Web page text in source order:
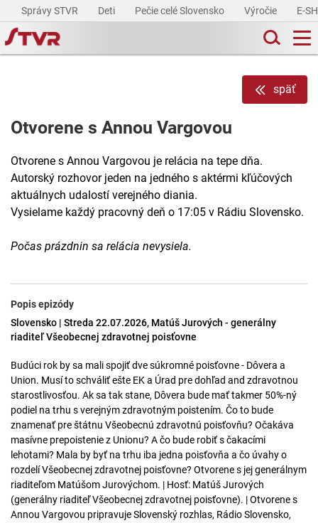
Správy STVR Deti Pečie celé Slovensko Výročie E-
späť
Otvorene s Annou Vargovou
Otvorene s Annou Vargovou je relácia na tepe dňa.
Autorský rozhovor jeden na jedného s aktérmi kľúčových
aktuálnych udalostí verejného diania.
Vysielame každý pracovný deň o 17:05 v Rádiu Slovensko.
Počas prázdnin sa relácia nevysiela.
Popis epizódy
Slovensko | Streda 22.07.2026, Matúš Jurových - generálny
riaditeľ Všeobecnej zdravotnej poisťovne
Budúci rok by sa mali spojiť dve súkromné poisťovne - Dôvera a
Union. Musí to schváliť ešte EK a Úrad pre dohľad and zdravotnou
starostlivosťou. Ak sa tak stane, Dôvera bude mať takmer 50%-ný
podiel na trhu s verejným zdravotným poistením. Čo to bude
znamenať pre štátnu Všeobecnú zdravotnú poisťovňu? Očakáva
masívne prepoistenie z Unionu? A čo bude robiť s čakacími
lehotami? Mala by byť na trhu iba jedna poisťovňa a čo úvahy o
rozdelí Všeobecnej zdravotnej poisťovne? Otvorene s jej generálnym
riaditeľom Matúšom Jurovýchom. | Hosť: Matúš Jurových
(generálny riaditeľ Všeobecnej zdravotnej poisťovne). | Otvorene s
Annou Vargovou pripravuje Slovenský rozhlas, Rádio Slovensko,